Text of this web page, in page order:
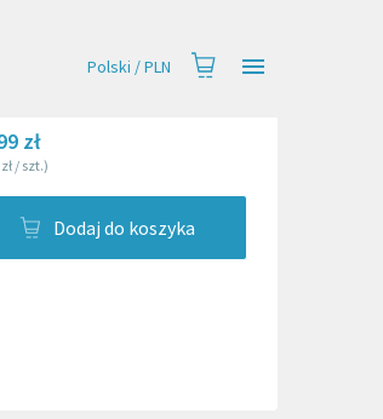
Polski /PLN
zł
/ szt.)
Dodaj do koszyka